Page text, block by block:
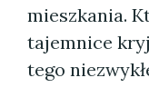
mieszkania.
tajemnice
tego